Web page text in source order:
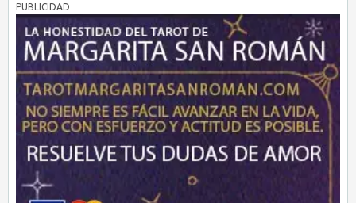
PUBLICIDAD